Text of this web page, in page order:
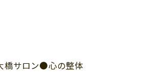
サロン●心の整体